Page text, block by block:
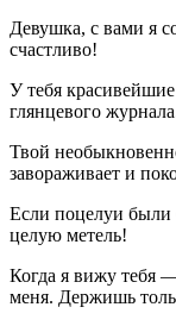
Девушка, с вами я
счастливо!
У тебя
глянцевого
Твой
завораживает и
Если поцелуи были
целую метель!
Когда я вижу тебя
меня. Держишь